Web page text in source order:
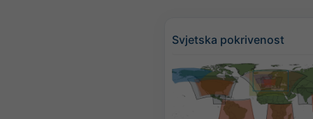
Svjetska pokrivenost